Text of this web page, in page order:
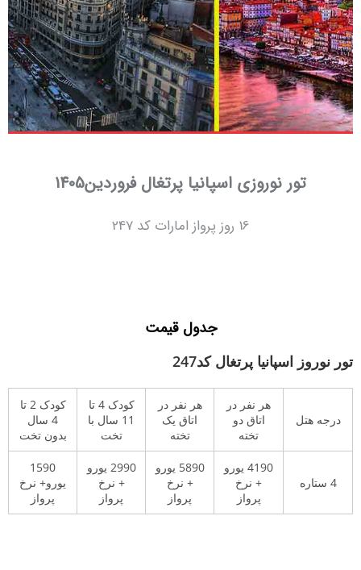
تور نوروزی اسپانیا پرتغال فروردین1405
16 روز پرواز امارات کد 247
جدول قیمت
تور نوروز اسپانیا پرتغال کد247
درجه هتل
هر نفر در
اتاق دو
تخته
هر نفر در
اتاق یک
تخته
کودک 4 تا
11 سال با
تخت
کودک 2 تا
4 سال
بدون تخت
4 ستاره
4190 یورو
+ نرخ
پرواز
5890 یورو
+ نرخ
پرواز
2990 یورو
+ نرخ
پرواز
1590
یورو+ نرخ
پرواز